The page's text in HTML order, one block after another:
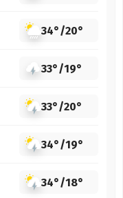
34°/20°
33°/19°
33°/20°
34°/19°
34°/18°